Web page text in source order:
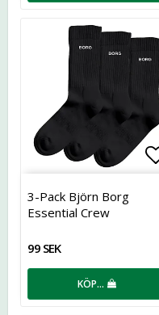
3-Pack Björn Borg
Essential Crew
99 SEK
KÖP…